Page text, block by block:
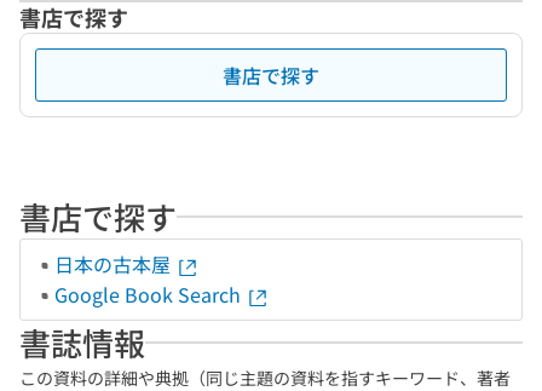
書店で探す
書店で探す
書店で探す
日本の古本屋
Google Book Search
書誌情報
この資料の詳細や典拠（同じ主題の資料を指すキーワード、著者